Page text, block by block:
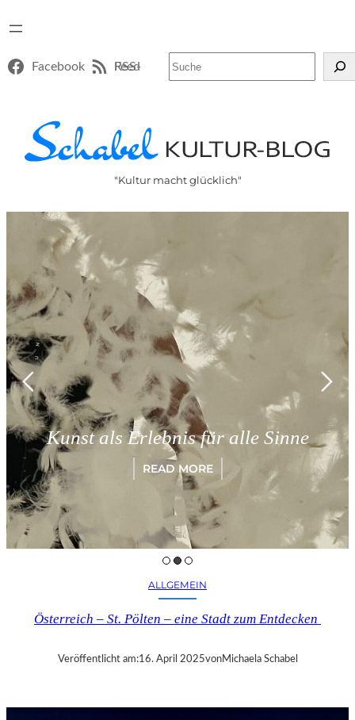
Facebook RSS-Feed
"Kultur macht glücklich"
als Erlebnis für alle Sinne
READ MORE
ALLGEMEIN
Österreich – St. Pölten – eine Stadt zum Entdecken
Veröffentlicht am:16. April 2025vonMichaela Schabel